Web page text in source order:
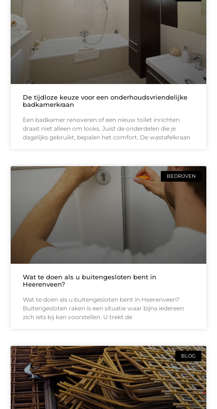
De tijdloze keuze voor een onderhoudsvriendelijke
badkamerkraan
Een badkamer renoveren of een nieuw toilet inrichten
draait niet alleen om looks. Juist de onderdelen die je
dagelijks gebruikt, bepalen het comfort. De wastafelkraan
BEDRIJVEN
Wat te doen als u buitengesloten bent in
Heerenveen?
Wat te doen als u buitengesloten bent in Heerenveen?
Buitengesloten raken is een situatie waar bijna iedereen
zich iets bij kan voorstellen. U trekt de
BLOG